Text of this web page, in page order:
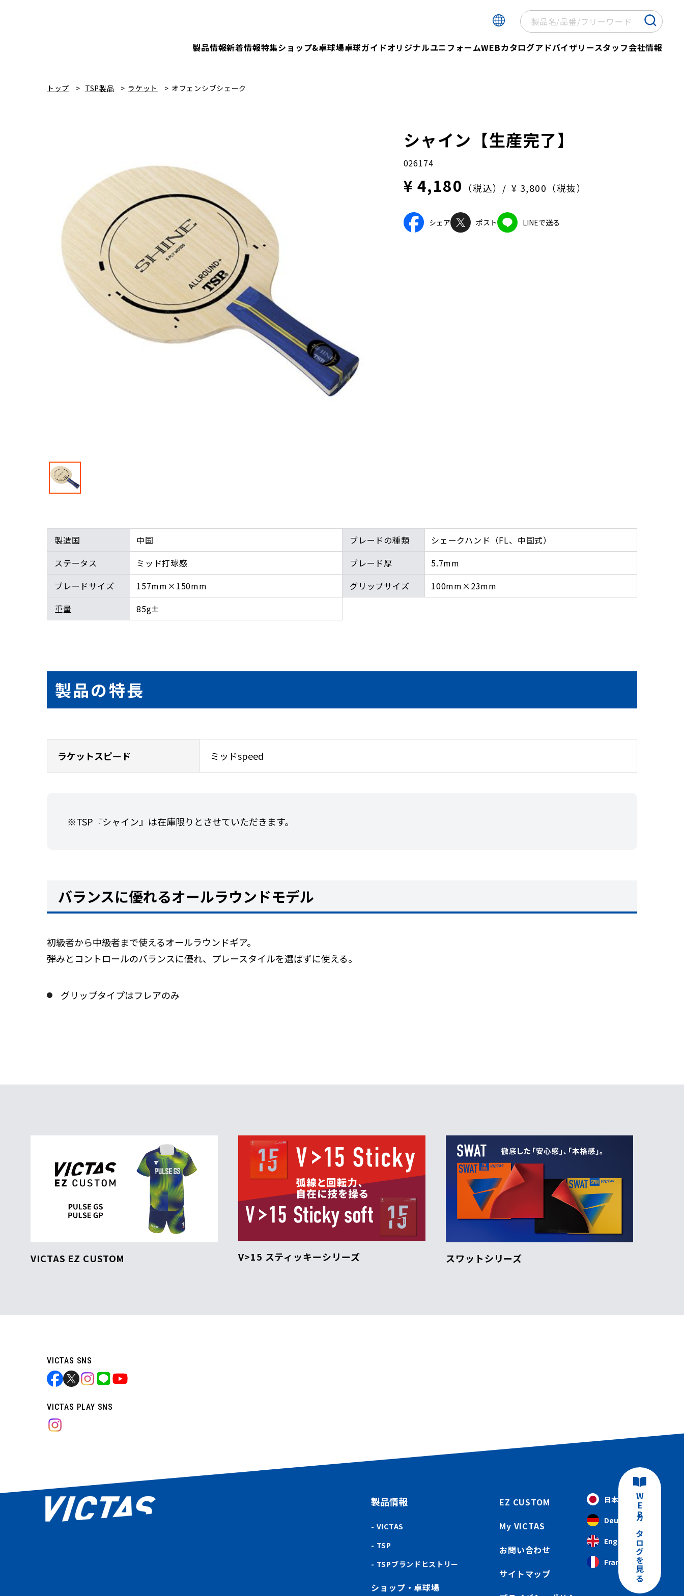
製品情報新着情報特集ショップ&卓球場卓球ガイドオリジナルユニフォームWEBカタログアドバイザリースタッフ会社情報
トップ TSP製品 ラケット オフェンシブシェーク
シャイン【生産完了】
026174
¥ 4,180 （税込） ¥ 3,800（税抜）
シェア ポスト LINEで送る
製造国 中国 ブレードの種類
シェークハンド（FL、中国式）
ステータス
ミッド打球感 ブレード厚
5.7mm
ブレードサイズ
157mm×150mm グリップサイズ
100mm×23mm
重量
85g±
製品の特長
ラケットスピード ミッドspeed
※TSP『シャイン』は在庫限りとさせていただきます。
バランスに優れるオールラウンドモデル
初級者から中級者まで使えるオールラウンドギア。
弾みとコントロールのバランスに優れ、プレースタイルを選ばずに使える。
グリップタイプはフレアのみ
VICTAS EZ CUSTOM V>15 スティッキーシリーズ スワットシリーズ
VICTAS SNS
VICTAS PLAY SNS
製品情報
VICTAS
TSP
TSPブランドヒストリー
ショップ・卓球場
EZ CUSTOM
My VICTAS
お問い合わせ
サイトマップ
日本語
Deutsch
English
Français WEBカタログを見る